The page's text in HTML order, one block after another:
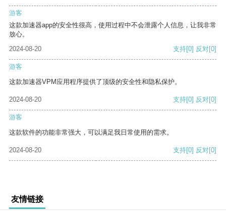
游客
这款加速器app的安全性很高，使用过程中不会泄露个人信息，让我非常
放心。
2024-08-20
支持[0] 反对[0]
游客
这款加速器VPM应用程序提供了顶级的安全性和隐私保护。
2024-08-20 支持[0] 反对[0]
游客
这款软件的功能非常强大，可以满足我日常使用的需求。
2024-08-20 支持[0] 反对[0]
友情链接